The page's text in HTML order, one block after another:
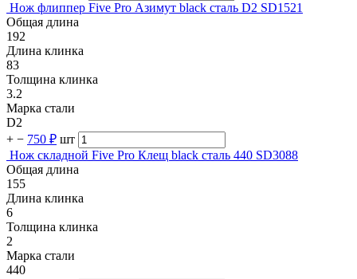
Нож флиппер Five Pro Азимут black сталь D2 SD1521
Общая длина
192
Длина клинка
83
Толщина клинка
3.2
Марка стали
D2
+ − 750 ₽ шт
Нож складной Five Pro Клещ black сталь 440 SD3088
Общая длина
155
Длина клинка
6
Толщина клинка
2
Марка стали
440